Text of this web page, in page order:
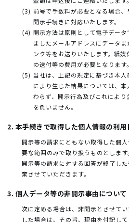
前号で手数料が必要となる場合、
開示手続きに対応いたします。
開示方法は原則として電子デー
ましたメールアドレスにデータ
ンク等をお送りいたします。紙
の送付等の費用が必要となります。
当社は、上記の規定に基づき本
により生じた結果については、
わらず、開示行為及びこれによ
を負いません。
2. 本手続きで取得した個人情報の利用
開示等の請求にともない取得した個
要な範囲のみで取り扱うものとしま
開示等の請求に対する回答が終了し
棄させていただきます。
3. 個人データ等の非開示事由について
次に定める場合は、非開示とさせて
した場合は、その旨、理由を付記して